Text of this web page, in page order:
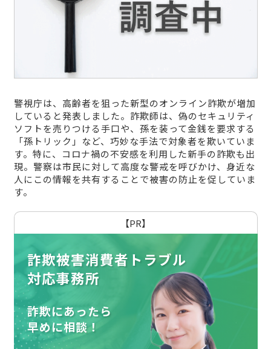
警視庁は、高齢者を狙った新型のオンライン詐欺が増加
していると発表しました。詐欺師は、偽のセキュリティ
ソフトを売りつける手口や、孫を装って金銭を要求する
「孫トリック」など、巧妙な手法で対象者を欺いていま
す。特に、コロナ禍の不安感を利用した新手の詐欺も出
現。警察は市民に対して高度な警戒を呼びかけ、身近な
人にこの情報を共有することで被害の防止を促していま
す。
【PR】
詐欺被害消費者トラブル
対応事務所
詐欺にあったら
早めに相談！